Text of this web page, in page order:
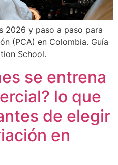
2026 y paso a paso para
(PCA) en Colombia. Guía
School.
se entrena
lo que
de elegir
en